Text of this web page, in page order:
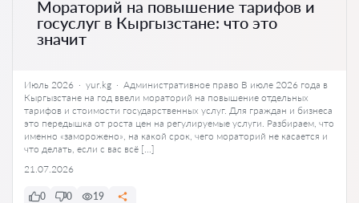
Мораторий на повышение тарифов и
госуслуг в Кыргызстане: что это
значит
Июль 2026 · yur.kg · Административное право В июле 2026 года в
Кыргызстане на год ввели мораторий на повышение отдельных
тарифов и стоимости государственных услуг. Для граждан и бизнеса
это передышка от роста цен на регулируемые услуги. Разбираем, что
именно «заморожено», на какой срок, чего мораторий не касается и
что делать, если с вас всё […]
21.07.2026
0 0 19